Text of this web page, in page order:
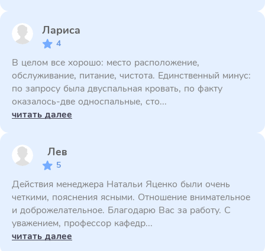
Лариса
4
В целом все хорошо: место расположение,
обслуживание, питание, чистота. Единственный минус:
по запросу была двуспальная кровать, по факту
оказалось-две односпальные, сто...
читать далее
Лев
5
Действия менеджера Натальи Яценко были очень
четкими, пояснения ясными. Отношение внимательное
и доброжелательное. Благодарю Вас за работу. С
уважением, профессор кафедр...
читать далее